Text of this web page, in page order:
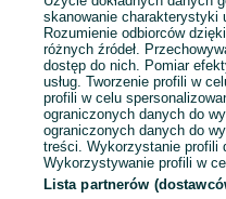
skanowanie charakterystyki
Rozumienie odbiorców
różnych źródeł.
dostęp do nich. Pomiar
usług. Tworzenie profili w
profili w celu
ograniczonych danych do
ograniczonych danych do
treści. Wykorzystanie profili
Wykorzystywanie profili w
Lista partnerów